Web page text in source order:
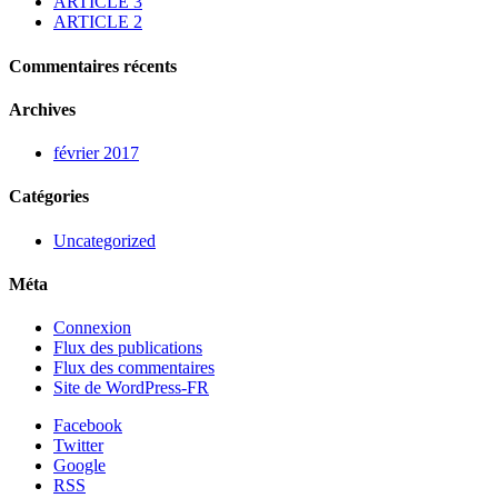
ARTICLE 2
Commentaires récents
Archives
février 2017
Catégories
Uncategorized
Méta
Connexion
Flux des publications
Flux des commentaires
Site de WordPress-FR
Facebook
Twitter
Google
RSS